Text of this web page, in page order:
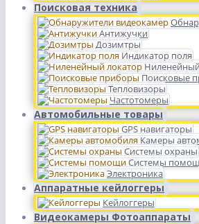
Поисковая техника
Антижучки
Дозимтры
Индикатор поля
Поисковые
Тепловизоры
Частотомеры
Автомобильные товары
GPS навигаторы
Камеры
Системы охраны
Системы
Электроника
Аппаратные кейлоггеры
Кейлоггеры
Видеокамеры Фотоаппараты